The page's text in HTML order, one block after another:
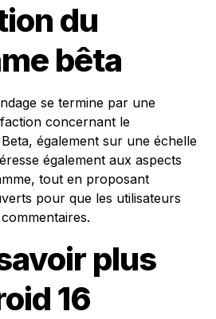
du
bêta
se termine par une
concernant le
également sur une échelle
également aux aspects
tout en proposant
pour que les utilisateurs
plus
16